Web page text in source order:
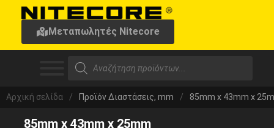
Μεταπωλητές Nitecore
Αρχική σελίδα / Προϊόν Διαστάσεις, mm / 85mm x 43mm x
85mm x 43mm x 25mm